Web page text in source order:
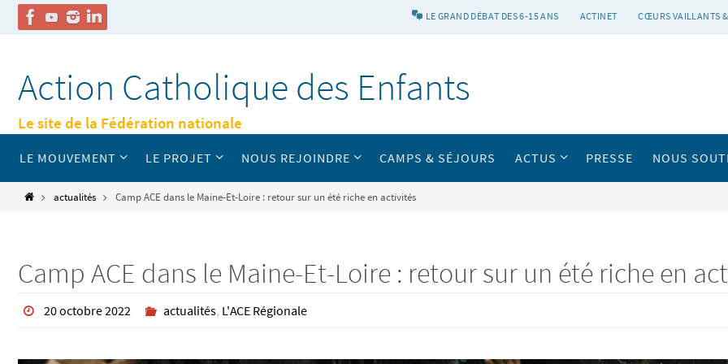
contenu
LE GRAND DÉBAT DES 6-15 ANS ACTINET CŒURS VAILLANTS
Action Catholique des Enfants
Le site de la Fédération nationale
contenu
LE MOUVEMENT LE PROJET NOUS REJOINDRE CAMPS & SÉJOURS ACTUS PRESSE NOUS
Homeactualités Camp ACE dans le Maine-Et-Loire : retour sur un été riche en activités
Camp ACE dans le Maine-Et-Loire : retour sur un été riche en
20 octobre 2022 actualités, L'ACE Régionale